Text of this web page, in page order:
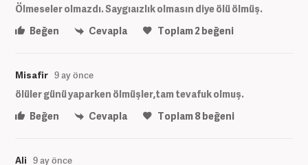
Ölmeseler olmazdı. Saygıaızlık olmasın diye ölü ölmüş.
Beğen
Cevapla Toplam2 beğeni
Misafir 9 ay önce
ölüler günü yaparken ölmüşler,tam tevafuk olmuş.
Beğen
Cevapla Toplam8beğeni
Ali 9 ay önce